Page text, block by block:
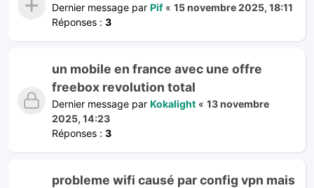
Dernier message par Pif« 15 novembre 2025, 18:11
Réponses : 3
un mobile en france avec une offre
freebox revolution total
Dernier message par Kokalight « 13 novembre
2025, 14:23
Réponses : 3
probleme wifi causé par config vpn mais